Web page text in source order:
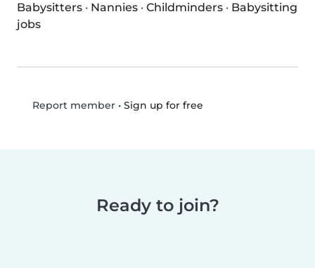
Babysitters · Nannies · Childminders · Babysitting
jobs
Report member• Sign up for free
Ready to join?